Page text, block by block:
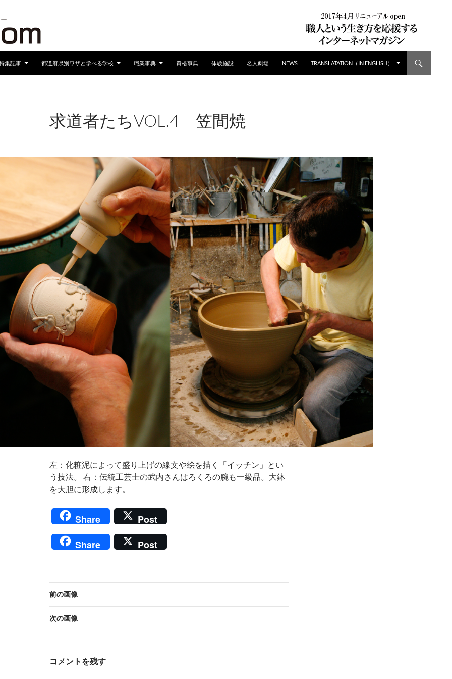
集記事
都道府県別ワザと学べる学校 職業事典 資格事典 体験施設 名人劇場 NEWS TRANSLATATION（IN ENGLISH）
求道者たちVOL.4 笠間焼
左：化粧泥によって盛り上げの線文や絵を描く「イッチン」とい
う技法。 右：伝統工芸士の武内さんはろくろの腕も一級品。大鉢
を大胆に形成します。
Share
Post
Share
Post
前の画像
次の画像
コメントを残す